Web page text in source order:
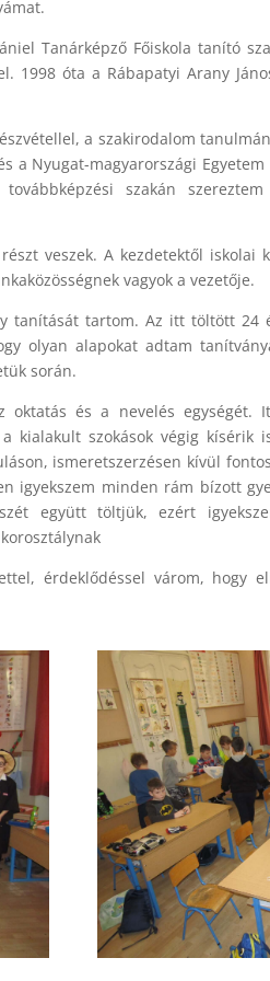
Tanárképző Főiskola tanító
1998 óta a Rábapatyi Arany
a szakirodalom
a Nyugat-magyarországi
szakán
veszek. A kezdetektől iskolai
vagyok a vezetője.
tanítását tartom. Az itt töltött 24
olyan alapokat adtam
során.
és a nevelés egységét.
kialakult szokások végig kísérik
ismeretszerzésen kívül
igyekszem minden rám bízott
együtt töltjük, ezért
érdeklődéssel várom, hogy